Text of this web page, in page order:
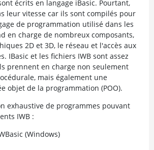
écrits en langage iBasic. Pourtant,
leur vitesse car ils sont compilés pour
de programmation utilisé dans les
en charge de nombreux composants,
2D et 3D, le réseau et l'accès aux
IBasic et les fichiers IWB sont assez
prennent en charge non seulement
mais également une
objet de la programmation (POO).
exhaustive de programmes pouvant
IWB :
(Windows)